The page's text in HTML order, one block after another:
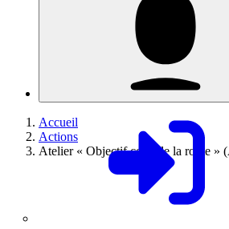
Accueil
Actions
Atelier « Objectif code de la route »